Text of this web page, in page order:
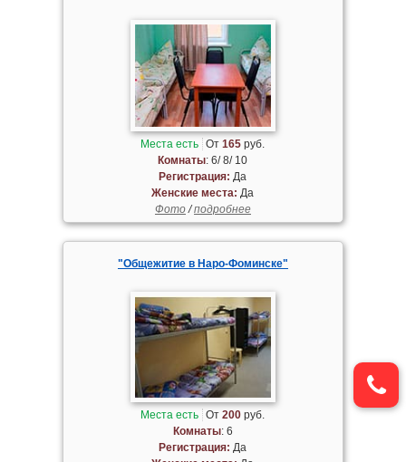
Места есть От165 руб.
Комнаты: 6/ 8/ 10
Регистрация: Да
Женские места: Да
Фото/подробнее
"Общежитие в Наро-Фоминске"
Места есть От200 руб.
Комнаты: 6
Регистрация: Да